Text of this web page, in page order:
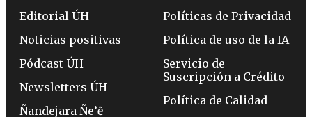
Editorial ÚH
Noticias positivas
Pódcast ÚH
Newsletters ÚH
Ñandejara Ñe’ẽ
Políticas de Privacidad
Política de uso de la IA
Servicio de
Suscripción a Crédito
Política de Calidad